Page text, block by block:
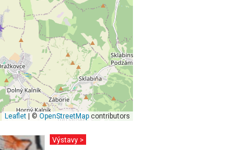
Leaflet | ©OpenStreetMap contributors
Výstavy >